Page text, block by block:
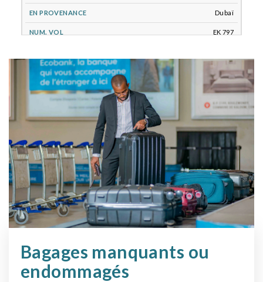
Dubaï
EK 797
Air Côte d'Ivoire
HF 729
16H10
Ethiopian
Addis-Abeba/Abidjan
ET 935
Bagages manquants ou
endommagés